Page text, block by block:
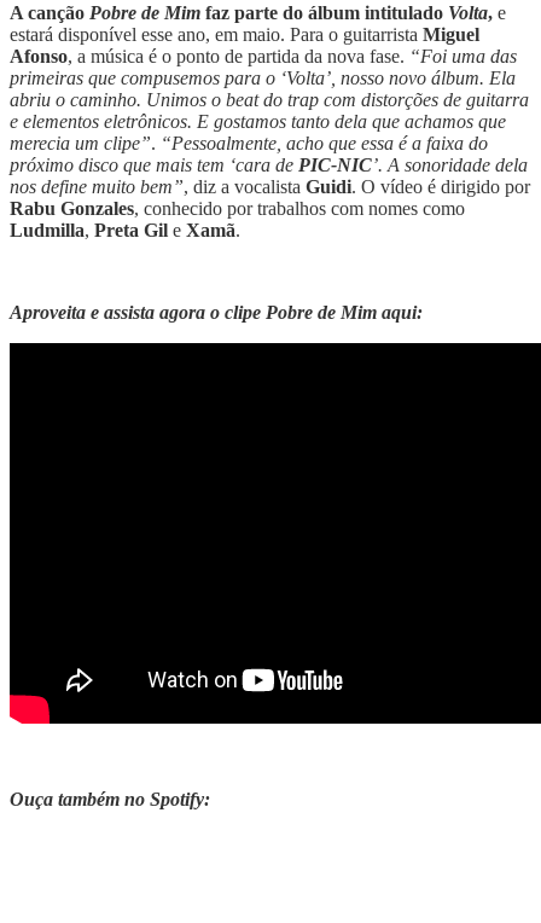
A canção Pobre de Mim faz parte do álbum intitulado Volta, e
estará disponível esse ano, em maio. Para o guitarrista Miguel
Afonso, a música é o ponto de partida da nova fase. “Foi uma das
primeiras que compusemos para o ‘Volta’, nosso novo álbum. Ela
abriu o caminho. Unimos o beat do trap com distorções de guitarra
e elementos eletrônicos. E gostamos tanto dela que achamos que
merecia um clipe”. “Pessoalmente, acho que essa é a faixa do
próximo disco que mais tem ‘cara de PIC-NIC’. A sonoridade dela
nos define muito bem”, diz a vocalista Guidi. O vídeo é dirigido por
Rabu Gonzales, conhecido por trabalhos com nomes como
Ludmilla, Preta Gil e Xamã.
Aproveita e assista agora o clipe Pobre de Mim aqui:
Ouça também no Spotify: